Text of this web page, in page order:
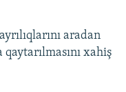
aradan
xahiş